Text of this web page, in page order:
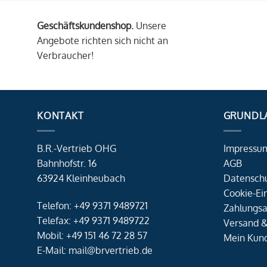
Geschäftskundenshop. Unsere
Angebote richten sich nicht an
Verbraucher!
KONTAKT
B.R.-Vertrieb OHG
Bahnhofstr. 16
63924 Kleinheubach
Telefon: +49 9371 9489721
Telefax: +49 9371 9489722
Mobil: +49 151 46 72 28 57
E-Mail: mail@brvertrieb.de
AGB
Cookie-
Versand
Mein